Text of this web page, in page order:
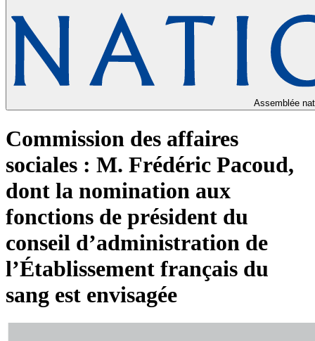
Assemblée
Commission des affaires
sociales : M. Frédéric Pacoud,
dont la nomination aux
fonctions de président du
conseil d’administration de
l’Établissement français du
sang est envisagée